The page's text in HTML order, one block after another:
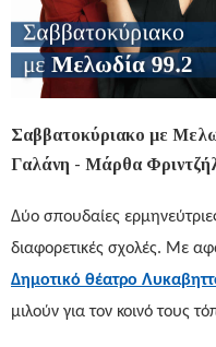
Σαββατοκύριακο με
Γαλάνη - Μάρθα
Δύο σπουδαίες
διαφορετικές σχολές. Με
Δημοτικό θέατρο
μιλούν για τον κοινό τους